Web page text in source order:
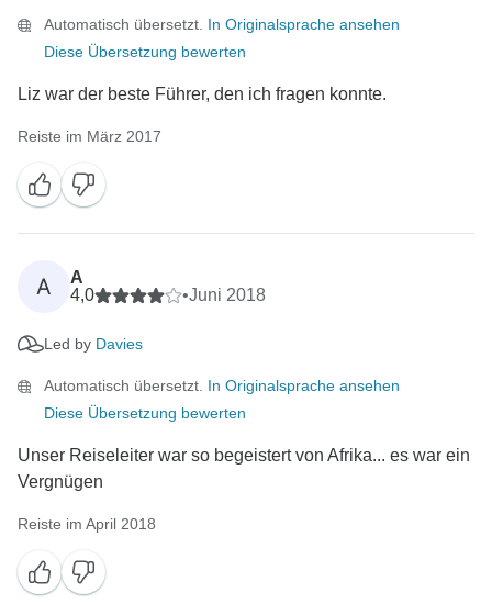
Automatisch übersetzt. In Originalsprache ansehen
Diese Übersetzung bewerten
Liz war der beste Führer, den ich fragen konnte.
Reiste im März 2017
A
A
4,0
•Juni 2018
Led by Davies
Automatisch übersetzt. In Originalsprache ansehen
Diese Übersetzung bewerten
Unser Reiseleiter war so begeistert von Afrika... es war ein
Vergnügen
Reiste im April 2018